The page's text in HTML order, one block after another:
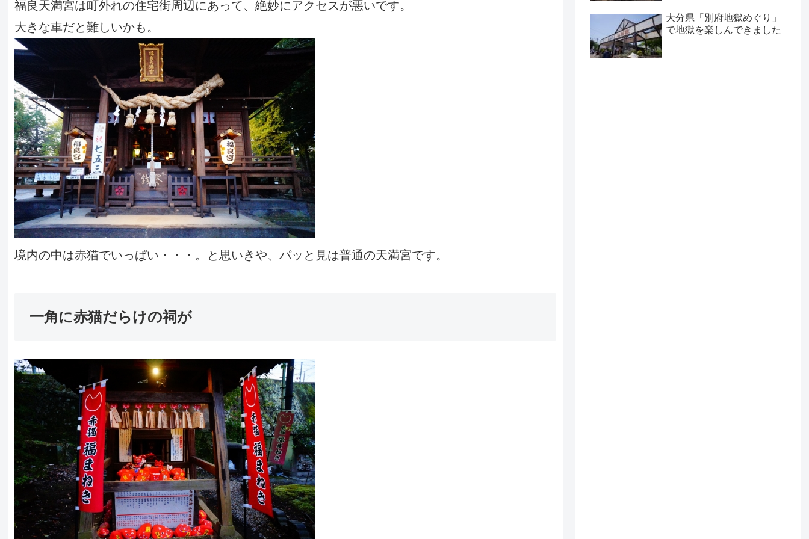
福良天満宮は町外れの住宅街周辺にあって、絶妙にアクセスが悪いです。
大きな車だと難しいかも。
境内の中は赤猫でいっぱい・・・。と思いきや、パッと見は普通の天満宮です。
一角に赤猫だらけの祠が
大分県「別府地獄めぐり」
で地獄を楽しんできました